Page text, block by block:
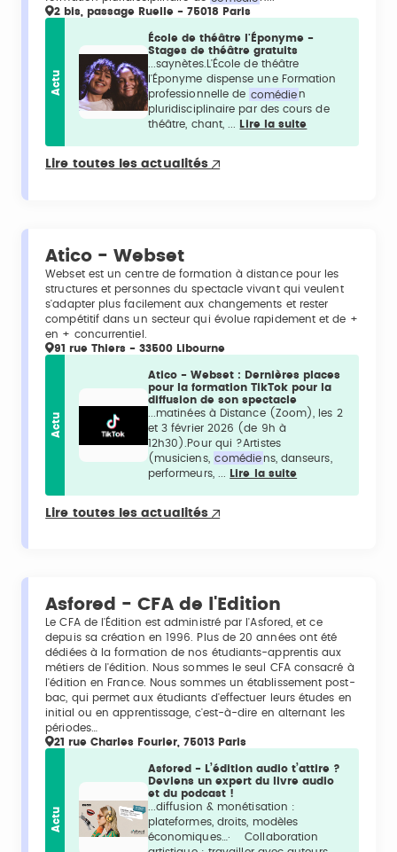
2 bis, passage Ruelle - 75018 Paris
Actu
École de théâtre l'Éponyme -
Stages de théâtre gratuits
...saynètes.L'École de théâtre
l'Éponyme dispense une Formation
professionnelle de comédie n
pluridisciplinaire par des cours de
théâtre, chant, ...
Lire la suite
Lire toutes les actualités
Atico - Webset
Webset est un centre de formation à distance pour les
structures et personnes du spectacle vivant qui veulent
s'adapter plus facilement aux changements et rester
compétitif dans un secteur qui évolue rapidement et de +
en + concurrentiel.
91 rue Thiers - 33500 Libourne
Actu
Atico - Webset : Dernières places
pour la formation TikTok pour la
diffusion de son spectacle
...matinées à Distance (Zoom), les 2
et 3 février 2026 (de 9h à
12h30).Pour qui ?Artistes
(musiciens,
comédie ns, danseurs,
performeurs, ...
Lire la suite
Lire toutes les actualités
Asfored - CFA de l'Edition
Le CFA de l'Édition est administré par l'Asfored, et ce
depuis sa création en 1996. Plus de 20 années ont été
dédiées à la formation de nos étudiants-apprentis aux
métiers de l'édition. Nous sommes le seul CFA consacré à
l'édition en France. Nous sommes un établissement post-
bac, qui permet aux étudiants d'effectuer leurs études en
initial ou en apprentissage, c'est-à-dire en alternant les
périodes…
21 rue Charles Fourier, 75013 Paris
Actu
Asfored - L’édition audio t’attire ?
Deviens un expert du livre audio
et du podcast !
...diffusion & monétisation :
plateformes, droits, modèles
économiques…· Collaboration